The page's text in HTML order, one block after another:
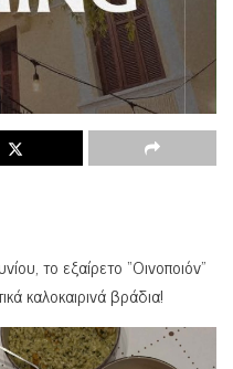
το εξαίρετο “Οινοποιόν”
καλοκαιρινά βράδια!